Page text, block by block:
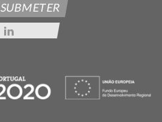
SUBMETER